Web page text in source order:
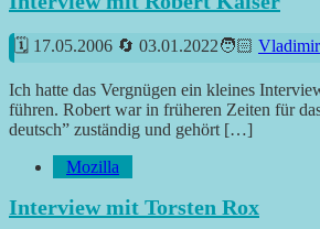
17.05.2006 03.01.2022 Vladimir
Ich hatte das Vergnügen ein kleines
führen. Robert war in früheren Zeiten für
deutsch” zuständig und gehört […]
Mozilla
Interview mit Torsten Rox